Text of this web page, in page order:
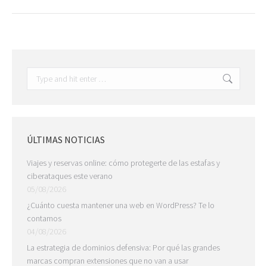
ÚLTIMAS NOTICIAS
Viajes y reservas online: cómo protegerte de las estafas y
ciberataques este verano
05/08/2026
¿Cuánto cuesta mantener una web en WordPress? Te lo
contamos
04/08/2026
La estrategia de dominios defensiva: Por qué las grandes
marcas compran extensiones que no van a usar